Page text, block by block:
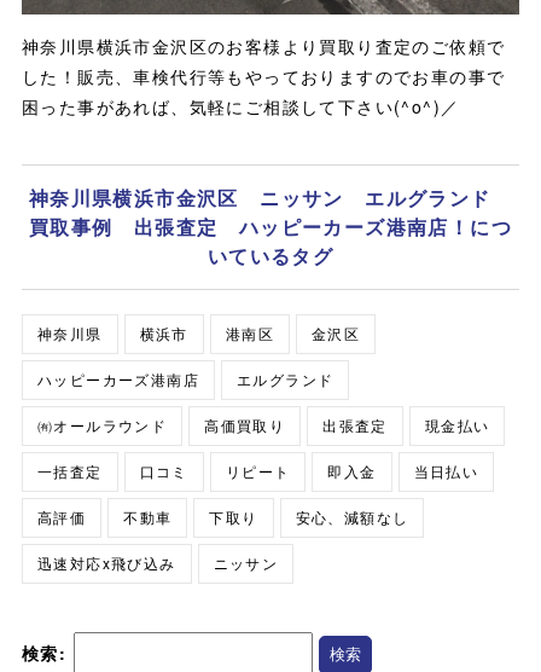
神奈川県横浜市金沢区のお客様より買取り査定のご依頼で
した！販売、車検代行等もやっておりますのでお車の事で
困った事があれば、気軽にご相談して下さい(^o^)／
神奈川県横浜市金沢区 ニッサン エルグランド
買取事例 出張査定 ハッピーカーズ港南店！につ
いているタグ
神奈川県 横浜市 港南区 金沢区
ハッピーカーズ港南店 エルグランド
㈲オールラウンド 高価買取り 出張査定 現金払い
一括査定 口コミ リピート 即入金 当日払い
高評価 不動車 下取り 安心、減額なし
迅速対応x飛び込み ニッサン
検索: